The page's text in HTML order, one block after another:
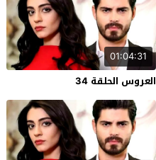
01:04:31
العروس الحلقة 34